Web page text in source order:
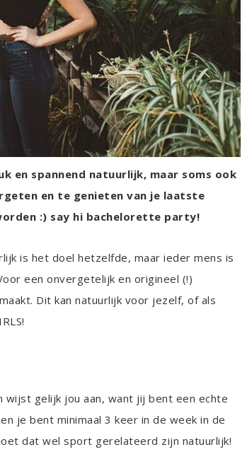
en spannend natuurlijk, maar soms ook
en te genieten van je laatste
:) say hi bachelorette party!
is het doel hetzelfde, maar ieder mens is
een onvergetelijk en origineel (!)
Dit kan natuurlijk voor jezelf, of als
wijst gelijk jou aan, want jij bent een echte
je bent minimaal 3 keer in de week in de
dat wel sport gerelateerd zijn natuurlijk!